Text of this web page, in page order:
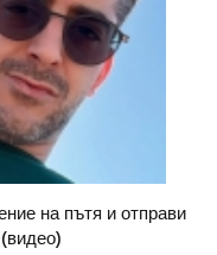
на пътя и отправи